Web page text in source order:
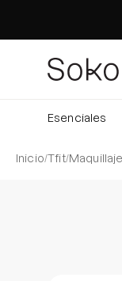
contenido
Esenciales
Inicio/Tfit/Maquillaje